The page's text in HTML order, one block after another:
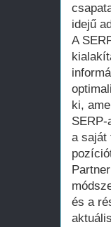
idejű
A
ki,
a saját
és a